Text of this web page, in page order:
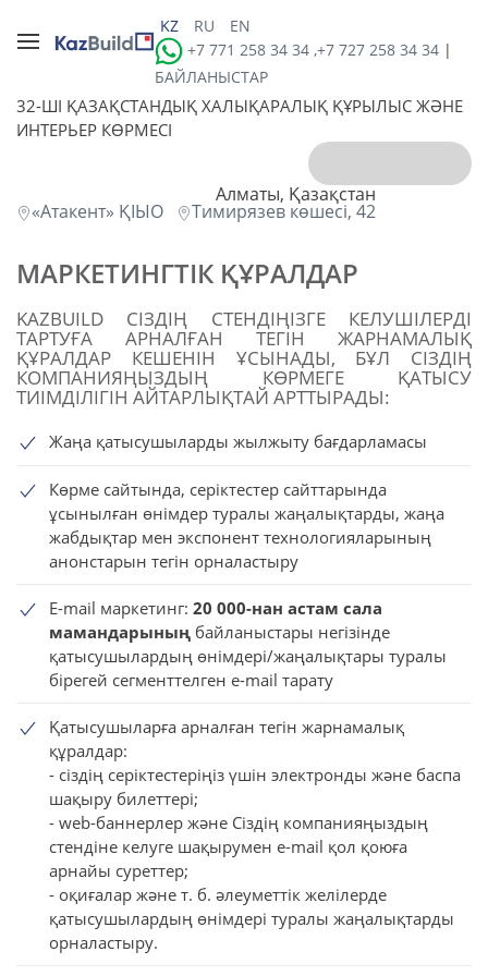
KZ RU
EN
+7 771 258 34 34 ,+7 727 258 34 34|
БАЙЛАНЫСТАР
32-ШI ҚАЗАҚСТАНДЫҚ ХАЛЫҚАРАЛЫҚ ҚҰРЫЛЫС ЖӘНЕ
ИНТЕРЬЕР КӨРМЕСІ
Алматы, Қазақстан
«Атакент» ҚІЫО Тимирязев көшесі, 42
МАРКЕТИНГТІК ҚҰРАЛДАР
KAZBUILD СІЗДІҢ СТЕНДІҢІЗГЕ КЕЛУШІЛЕРДІ
ТАРТУҒА АРНАЛҒАН ТЕГІН ЖАРНАМАЛЫҚ
ҚҰРАЛДАР КЕШЕНІН ҰСЫНАДЫ, БҰЛ СІЗДІҢ
КОМПАНИЯҢЫЗДЫҢ КӨРМЕГЕ ҚАТЫСУ
ТИІМДІЛІГІН АЙТАРЛЫҚТАЙ АРТТЫРАДЫ:
Жаңа қатысушыларды жылжыту бағдарламасы
Көрме сайтында, серіктестер сайттарында
ұсынылған өнімдер туралы жаңалықтарды, жаңа
жабдықтар мен экспонент технологияларының
анонстарын тегін орналастыру
E-mail маркетинг: 20 000-нан астам сала
мамандарының байланыстары негізінде
қатысушылардың өнімдері/жаңалықтары туралы
бірегей сегменттелген e-mail тарату
Қатысушыларға арналған тегін жарнамалық
құралдар:
- сіздің серіктестеріңіз үшін электронды және баспа
шақыру билеттері;
- web-баннерлер және Сіздің компанияңыздың
стендіне келуге шақырумен e-mail қол қоюға
арнайы суреттер;
- оқиғалар және т. б. әлеуметтік желілерде
қатысушылардың өнімдері туралы жаңалықтарды
орналастыру.